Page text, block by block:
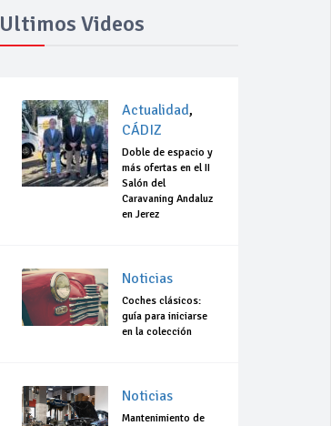
Ultimos Videos
Actualidad,
CÁDIZ
Doble de espacio y
más ofertas en el II
Salón del
Caravaning Andaluz
en Jerez
Noticias
Coches clásicos:
guía para iniciarse
en la colección
Noticias
Mantenimiento de